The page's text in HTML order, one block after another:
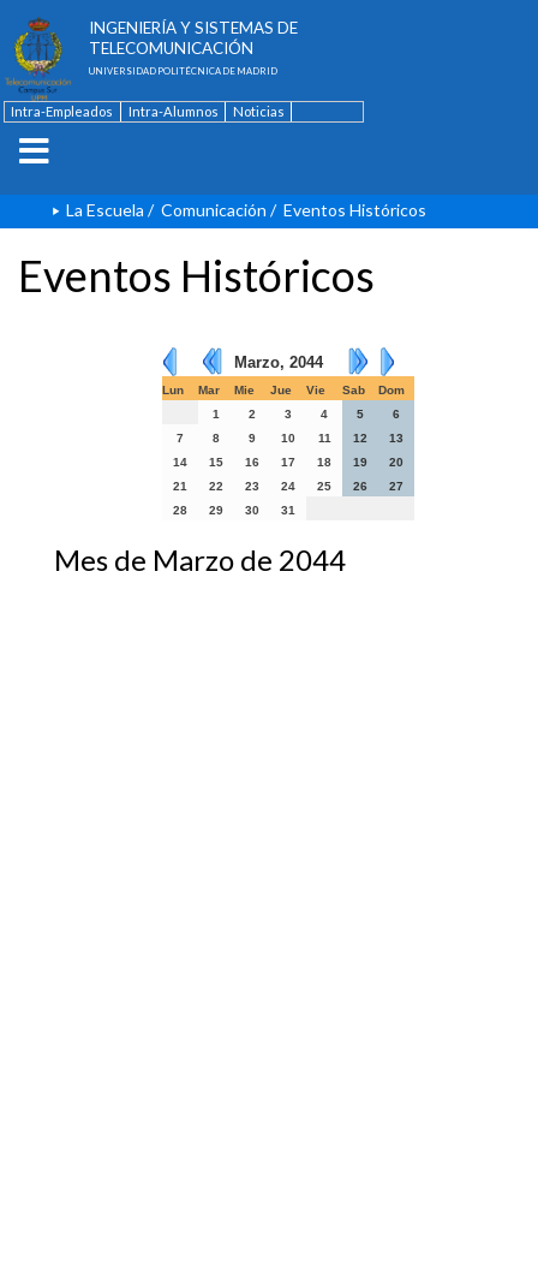
INGENIERÍA Y SISTEMAS DE
TELECOMUNICACIÓN
UNIVERSIDAD POLITÉCNICA DE MADRID
Intra-Empleados Intra-Alumnos
Noticias
La Escuela / Comunicación / Eventos Históricos
Eventos Históricos
Marzo, 2044
Lun Mar Mie Jue Vie Sab
Dom
1
2 3 4 5
6
7
8 9 10 11 12
13
14
15 16 17 18 19
20
21
22 23 24 25 26
27
28
29 30 31
Mes de Marzo de 2044